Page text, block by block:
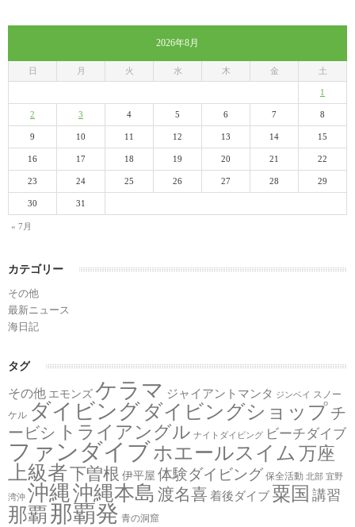
2026年8月
日 月 火 水 木 金 土
« 7月
1
2 3 4 5 6 7 8
9 10 11 12 13 14 15
16 17 18 19 20 21 22
23 24 25 26 27 28 29
30 31
カテゴリー
その他
最新ニュース
海日記
タグ
その他 エモンズ ケラマ ジャイアントマンタ ジンベイ
スノー
ケル ダイビング ダイビングショップチ
ービシ トライアングル ナイトダイビング ビーチダイブ
ファンダイブホエールスイム 万座
上級者下曽根 伊平屋 体験ダイビング 保全活動 北部 宜野
湾沖 沖縄沖縄本島 渡名喜 着後ダイブ 粟国 講習
那覇 那覇発 青の洞窟